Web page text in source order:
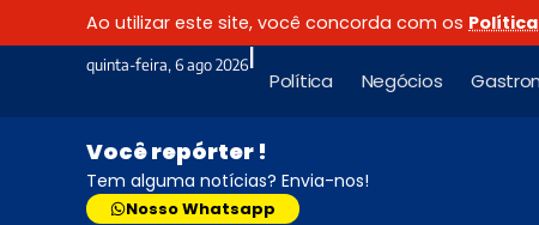
Ao utilizar este site, você concorda com os
quinta-feira, 6 ago 2026|
Política Negócios
Você repórter !
Tem alguma notícias? Envia-nos!
Nosso Whatsapp